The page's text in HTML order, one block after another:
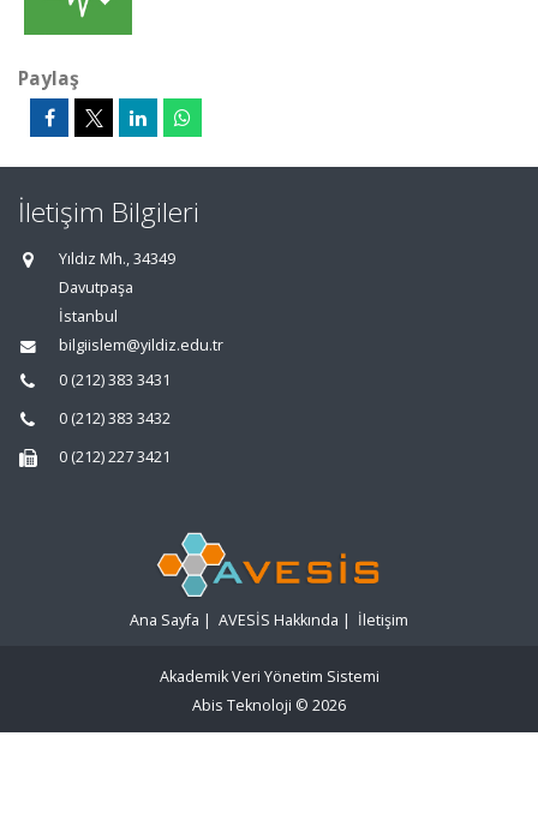
Paylaş
İletişim Bilgileri
Yıldız Mh., 34349
Davutpaşa
İstanbul
bilgiislem@yildiz.edu.tr
0 (212) 383 3431
0 (212) 383 3432
0 (212) 227 3421
Ana Sayfa | AVESİS Hakkında | İletişim
Akademik Veri Yönetim Sistemi
Abis Teknoloji © 2026